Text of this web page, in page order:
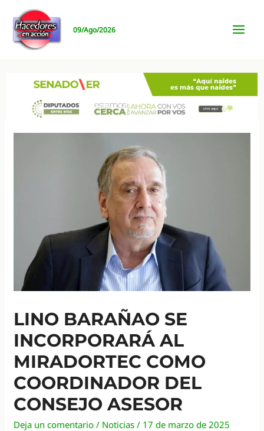
contenido
09/Ago/2026
LINO BARAÑAO SE
INCORPORARÁ AL
MIRADORTEC COMO
COORDINADOR DEL
CONSEJO ASESOR
Deja un comentario / Noticias / 17 de marzo de 2025